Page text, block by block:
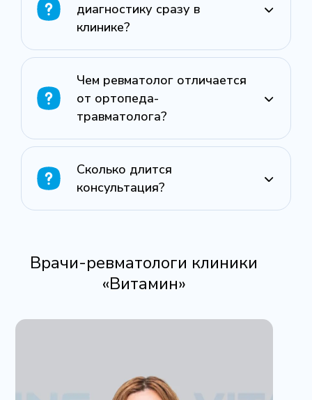
диагностику сразу в
клинике?
Чем ревматолог отличается
от ортопеда-
травматолога?
Сколько длится
консультация?
Врачи-ревматологи клиники
«Витамин»